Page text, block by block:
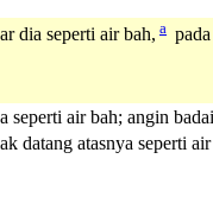
dia seperti air bah, a
seperti air bah; angin
datang atasnya seperti